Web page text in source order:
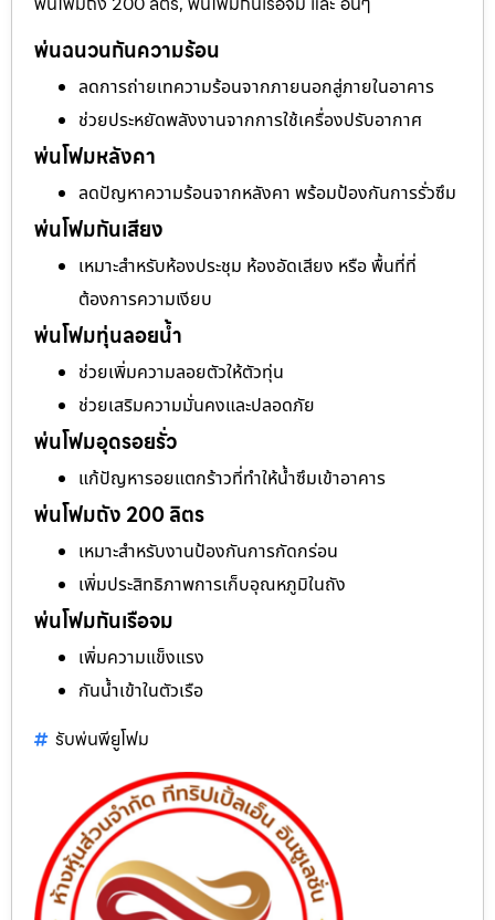
พ่นฉนวนกันความร้อน
ลดการถ่ายเทความร้อนจากภายนอกสู่ภายในอาคาร
ช่วยประหยัดพลังงานจากการใช้เครื่องปรับอากาศ
พ่นโฟมหลังคา
ลดปัญหาความร้อนจากหลังคา พร้อมป้องกันการรั่วซึม
พ่นโฟมกันเสียง
เหมาะสำหรับห้องประชุม ห้องอัดเสียง หรือ พื้นที่ที่
ต้องการความเงียบ
พ่นโฟมทุ่นลอยน้ำ
ช่วยเพิ่มความลอยตัวให้ตัวทุ่น
ช่วยเสริมความมั่นคงและปลอดภัย
พ่นโฟมอุดรอยรั่ว
แก้ปัญหารอยแตกร้าวที่ทำให้น้ำซึมเข้าอาคาร
พ่นโฟมถัง 200 ลิตร
เหมาะสำหรับงานป้องกันการกัดกร่อน
เพิ่มประสิทธิภาพการเก็บอุณหภูมิในถัง
พ่นโฟมกันเรือจม
เพิ่มความแข็งแรง
กันน้ำเข้าในตัวเรือ
รับพ่นพียูโฟม